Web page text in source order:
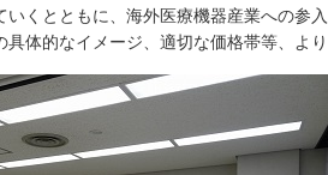
いくとともに、海外医療機器産業への参
具体的なイメージ、適切な価格帯等、よ